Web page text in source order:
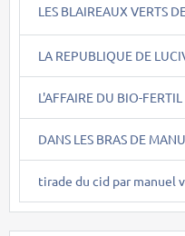
LES BLAIREAUX VERTS
LA REPUBLIQUE DE
L'AFFAIRE DU BIO-FERTIL
DANS LES BRAS DE MANU
tirade du cid par manuel